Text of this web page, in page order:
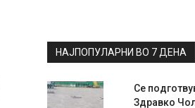
НАЈПОПУЛАРНИ ВО 7 ДЕНА
Се
Здравко